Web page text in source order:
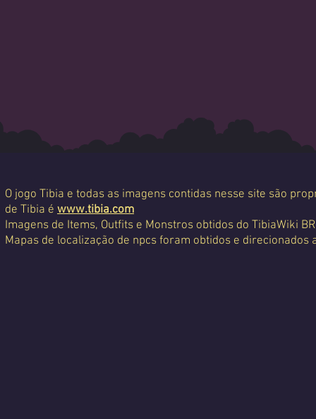
O jogo Tibia e todas as imagens contidas nesse site são
de Tibia é www.tibia.com
Imagens de Items, Outfits e Monstros obtidos do TibiaWiki
Mapas de localização de npcs foram obtidos e direcionados